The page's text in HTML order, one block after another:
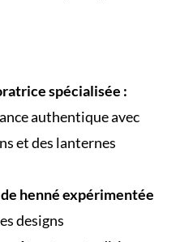
spécialisée :
authentique avec
et des lanternes
henné expérimentée
designs